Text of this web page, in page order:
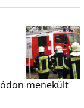
menekült